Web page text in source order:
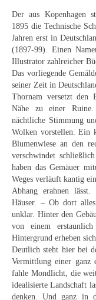
Pfälzer
Weitere
Motive
Industrie
Stillleben
Der aus Kopenhagen
1895 die Technische
Jahren erst in
(1897-99). Einen
Illustrator zahlreicher
Das vorliegende
seiner Zeit in
Thornam versetzt den
Nähe zu einer
nächtliche Stimmung
Wolken vorstellen. Ein
Blumenwiese an den
verschwindet
haben das Gemäuer
Weges verläuft kantig
Abhang erahnen
Häuser. – Ob dort
unklar. Hinter den
von einem
Hintergrund erheben
Deutlich steht hier bei
Vermittlung einer ganz
fahle Mondlicht, die
idealisierte Landschaft
denken. Und ganz in